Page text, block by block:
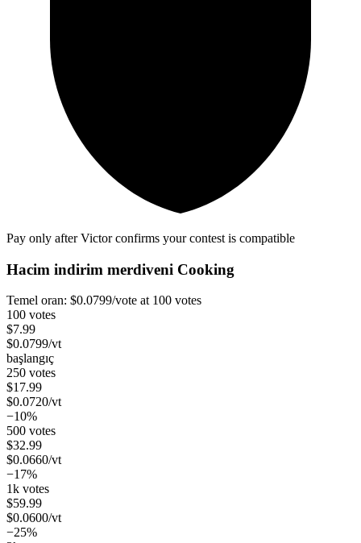
Pay only after Victor confirms your contest is compatible
Hacim indirim merdiveni Cooking
Temel oran: $0.0799/vote at 100 votes
100 votes
$7.99
$0.0799/vt
başlangıç
250 votes
$17.99
$0.0720/vt
−10%
500 votes
$32.99
$0.0660/vt
−17%
1k votes
$59.99
$0.0600/vt
−25%